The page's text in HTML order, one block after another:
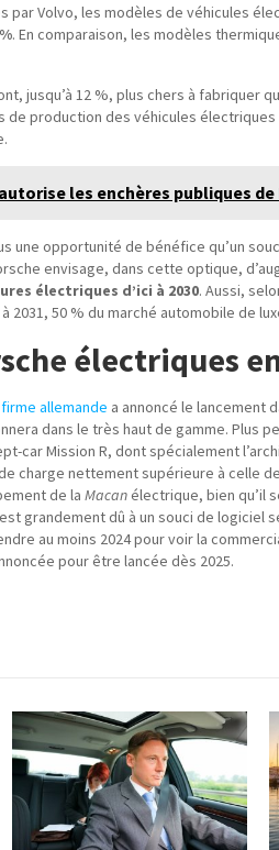
par Volvo, les modèles de véhicules
. En comparaison, les modèles
jusqu’à 12 %, plus chers à fabriquer
production des véhicules électriques
les enchères publiques de
une opportunité de bénéfice qu’un
envisage, dans cette optique,
électriques d’ici à 2030. Aussi,
50 % du marché automobile de
électriques
firme allemande a annoncé le lancement
dans le très haut de gamme. Plus
car Mission R, dont spécialement
charge nettement supérieure à celle
de la Macanélectrique, bien qu’il
grandement dû à un souci de logiciel
au moins 2024 pour voir la
pour être lancée dès 2025.